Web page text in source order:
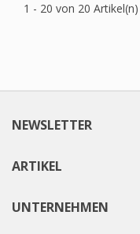
1 - 20 von 20 Artikel(n)
NEWSLETTER
ARTIKEL
UNTERNEHMEN